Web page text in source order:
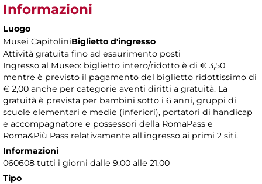
Informazioni
Luogo
Musei CapitoliniBiglietto d'ingresso
Attività gratuita fino ad esaurimento posti
Ingresso al Museo: biglietto intero/ridotto è di € 3,50
mentre è previsto il pagamento del biglietto ridottissimo di
€ 2,00 anche per categorie aventi diritti a gratuità. La
gratuità è prevista per bambini sotto i 6 anni, gruppi di
scuole elementari e medie (inferiori), portatori di handicap
e accompagnatore e possessori della RomaPass e
Roma&Più Pass relativamente all'ingresso ai primi 2 siti.
Informazioni
060608 tutti i giorni dalle 9.00 alle 21.00
Tipo